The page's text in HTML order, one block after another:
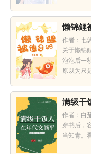
懒锦鲤
作者：七
关于懒锦
泡泡后一
原以为只
满级干
作者：白
穿书后，
当知青。